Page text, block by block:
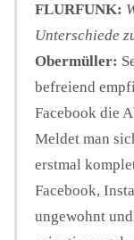
FLURFUNK:
Unterschiede
Obermüller:
befreiend
Facebook die
Meldet man
erstmal
Facebook,
ungewohnt